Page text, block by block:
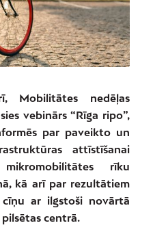
Mobilitātes nedēļas
vebinārs “Rīga ripo”,
par paveikto un
attīstīšanai
rīku
kā arī par rezultātiem
ar ilgstoši novārtā
centrā.